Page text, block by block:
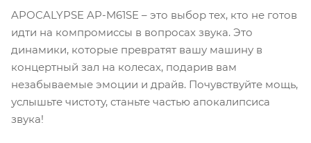
APOCALYPSE AP-M61SE – это выбор тех, кто не готов
идти на компромиссы в вопросах звука. Это
динамики, которые превратят вашу машину в
концертный зал на колесах, подарив вам
незабываемые эмоции и драйв. Почувствуйте мощь,
услышьте чистоту, станьте частью апокалипсиса
звука!